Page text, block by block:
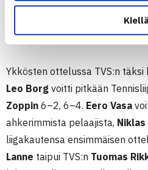
Kiellä
puolivälierässään GT:n
Santtu
saanut erääkään.
Ykkösten ottelussa TVS:n täksi
Leo Borg voitti pitkään
Zoppin 6–2, 6–4. Eero Vasa
ahkerimmista pelaajista,
liigakautensa ensimmäisen
Lanne taipui TVS:n Tuomas